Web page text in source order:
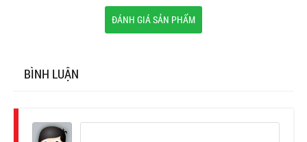
ĐÁNH GIÁ SẢN PHẨM
BÌNH LUẬN